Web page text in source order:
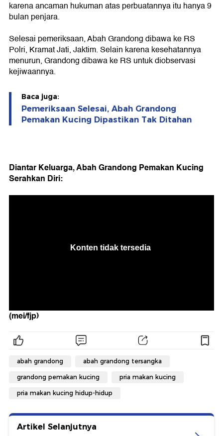
karena ancaman hukuman atas perbuatannya itu hanya 9
bulan penjara.
Selesai pemeriksaan, Abah Grandong dibawa ke RS
Polri, Kramat Jati, Jaktim. Selain karena kesehatannya
menurun, Grandong dibawa ke RS untuk diobservasi
kejiwaannya.
Baca juga:
Pemeriksaan Selesai, Abah Grandong
Pemakan Kucing Dipastikan Tak Ditahan
Diantar Keluarga, Abah Grandong Pemakan Kucing
Serahkan Diri:
(mei/fjp)
abah grandong abah grandong tersangka
grandong pemakan kucing pria makan kucing
pria makan kucing hidup-hidup
Artikel Selanjutnya